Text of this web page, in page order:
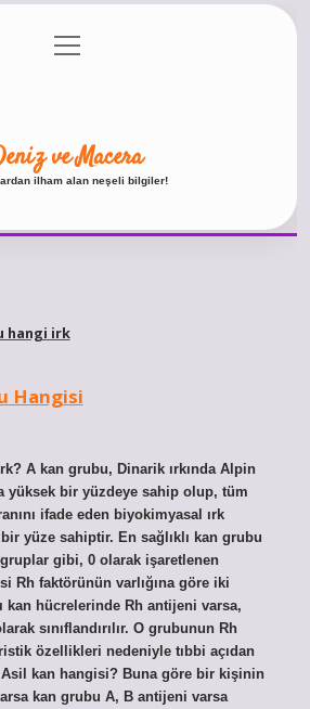
Gizlilik Politikası
menüyü
aç
ve Macera
ilham alan neşeli bilgiler!
hangi irk
Hangisi
A kan grubu, Dinarik ırkında Alpin
yüksek bir yüzdeye sahip olup, tüm
ifade eden biyokimyasal ırk
yüze sahiptir. En sağlıklı kan grubu
gibi, 0 olarak işaretlenen
Rh faktörünün varlığına göre iki
kan hücrelerinde Rh antijeni varsa,
sınıflandırılır. O grubunun Rh
özellikleri nedeniyle tıbbi açıdan
kan hangisi? Buna göre bir kişinin
kan grubu A, B antijeni varsa